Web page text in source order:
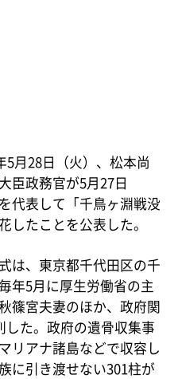
月28日（火）、松本尚
臣政務官が5月27日
代表して「千鳥ヶ淵戦没
したことを公表した。
は、東京都千代田区の千
年5月に厚生労働省の主
篠宮夫妻のほか、政府関
た。政府の遺骨収集事
リアナ諸島などで収容し
に引き渡せない301柱が